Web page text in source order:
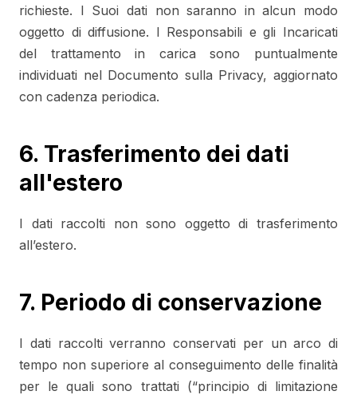
richieste. I Suoi dati non saranno in alcun modo
oggetto di diffusione. I Responsabili e gli Incaricati
del trattamento in carica sono puntualmente
individuati nel Documento sulla Privacy, aggiornato
con cadenza periodica.
6. Trasferimento dei dati
all'estero
I dati raccolti non sono oggetto di trasferimento
all’estero.
7. Periodo di conservazione
I dati raccolti verranno conservati per un arco di
tempo non superiore al conseguimento delle finalità
per le quali sono trattati (“principio di limitazione